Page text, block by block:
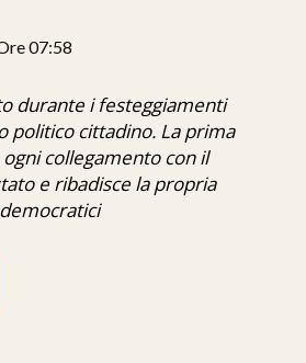
07:58
durante i festeggiamenti
politico cittadino. La prima
collegamento con il
e ribadisce la propria